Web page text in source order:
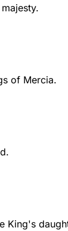
of Mercia.
King's